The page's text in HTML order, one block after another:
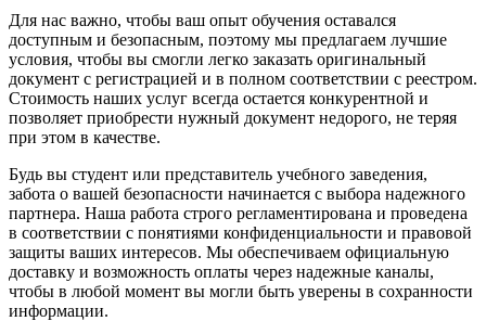
Для нас важно, чтобы ваш опыт обучения оставался
доступным и безопасным, поэтому мы предлагаем лучшие
условия, чтобы вы смогли легко заказать оригинальный
документ с регистрацией и в полном соответствии с реестром.
Стоимость наших услуг всегда остается конкурентной и
позволяет приобрести нужный документ недорого, не теряя
при этом в качестве.
Будь вы студент или представитель учебного заведения,
забота о вашей безопасности начинается с выбора надежного
партнера. Наша работа строго регламентирована и проведена
в соответствии с понятиями конфиденциальности и правовой
защиты ваших интересов. Мы обеспечиваем официальную
доставку и возможность оплаты через надежные каналы,
чтобы в любой момент вы могли быть уверены в сохранности
информации.